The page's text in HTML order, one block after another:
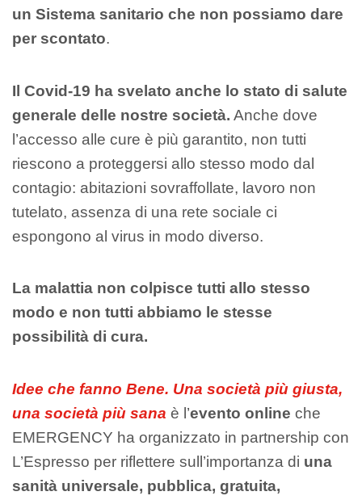
un Sistema sanitario che non possiamo dare
per scontato.
Il Covid-19 ha svelato anche lo stato di salute
generale delle nostre società. Anche dove
l’accesso alle cure è più garantito, non tutti
riescono a proteggersi allo stesso modo dal
contagio: abitazioni sovraffollate, lavoro non
tutelato, assenza di una rete sociale ci
espongono al virus in modo diverso.
La malattia non colpisce tutti allo stesso
modo e non tutti abbiamo le stesse
possibilità di cura.
Idee che fanno Bene. Una società più giusta,
una società più sana è l’evento online che
EMERGENCY ha organizzato in partnership con
L’Espresso per riflettere sull’importanza di una
sanità universale, pubblica, gratuita,